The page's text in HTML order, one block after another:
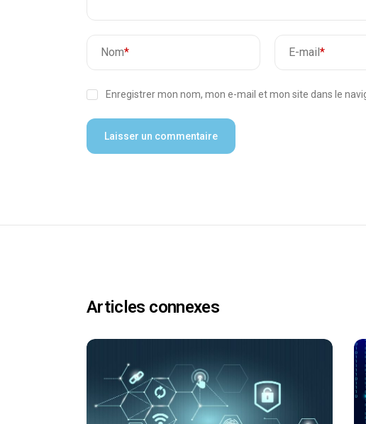
Nom* E-mail *
Enregistrer mon nom, mon e-mail et mon site dans le
Articles connexes